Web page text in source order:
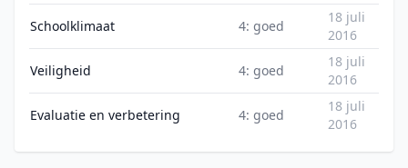
Schoolklimaat 4: goed
18 juli
2016
Veiligheid 4: goed
18 juli
2016
Evaluatie en verbetering 4: goed
18 juli
2016